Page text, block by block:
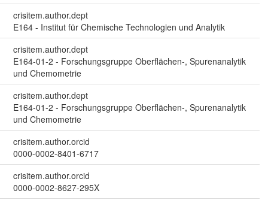
crisitem.author.dept
E164 - Institut für Chemische Technologien und Analytik
crisitem.author.dept
E164-01-2 - Forschungsgruppe Oberflächen-, Spurenanalytik
und Chemometrie
crisitem.author.dept
E164-01-2 - Forschungsgruppe Oberflächen-, Spurenanalytik
und Chemometrie
crisitem.author.orcid
0000-0002-8401-6717
crisitem.author.orcid
0000-0002-8627-295X